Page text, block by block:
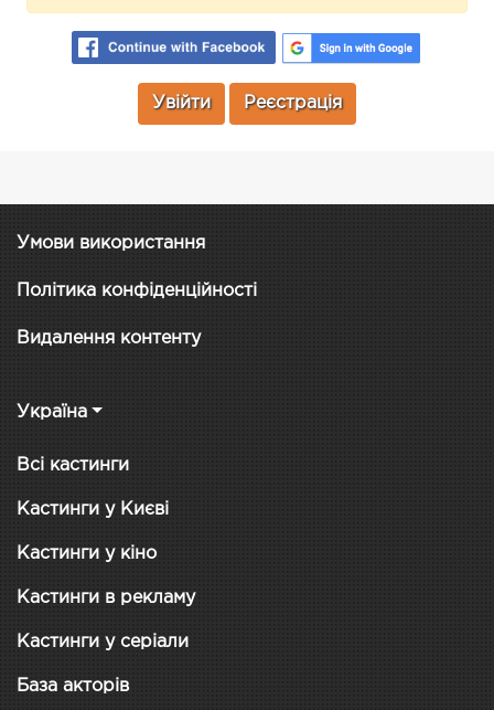
Увійти Реєстрація
Умови використання
Політика конфіденційності
Видалення контенту
Україна
Всі кастинги
Кастинги у Києві
Кастинги у кіно
Кастинги в рекламу
Кастинги у серіали
База акторів